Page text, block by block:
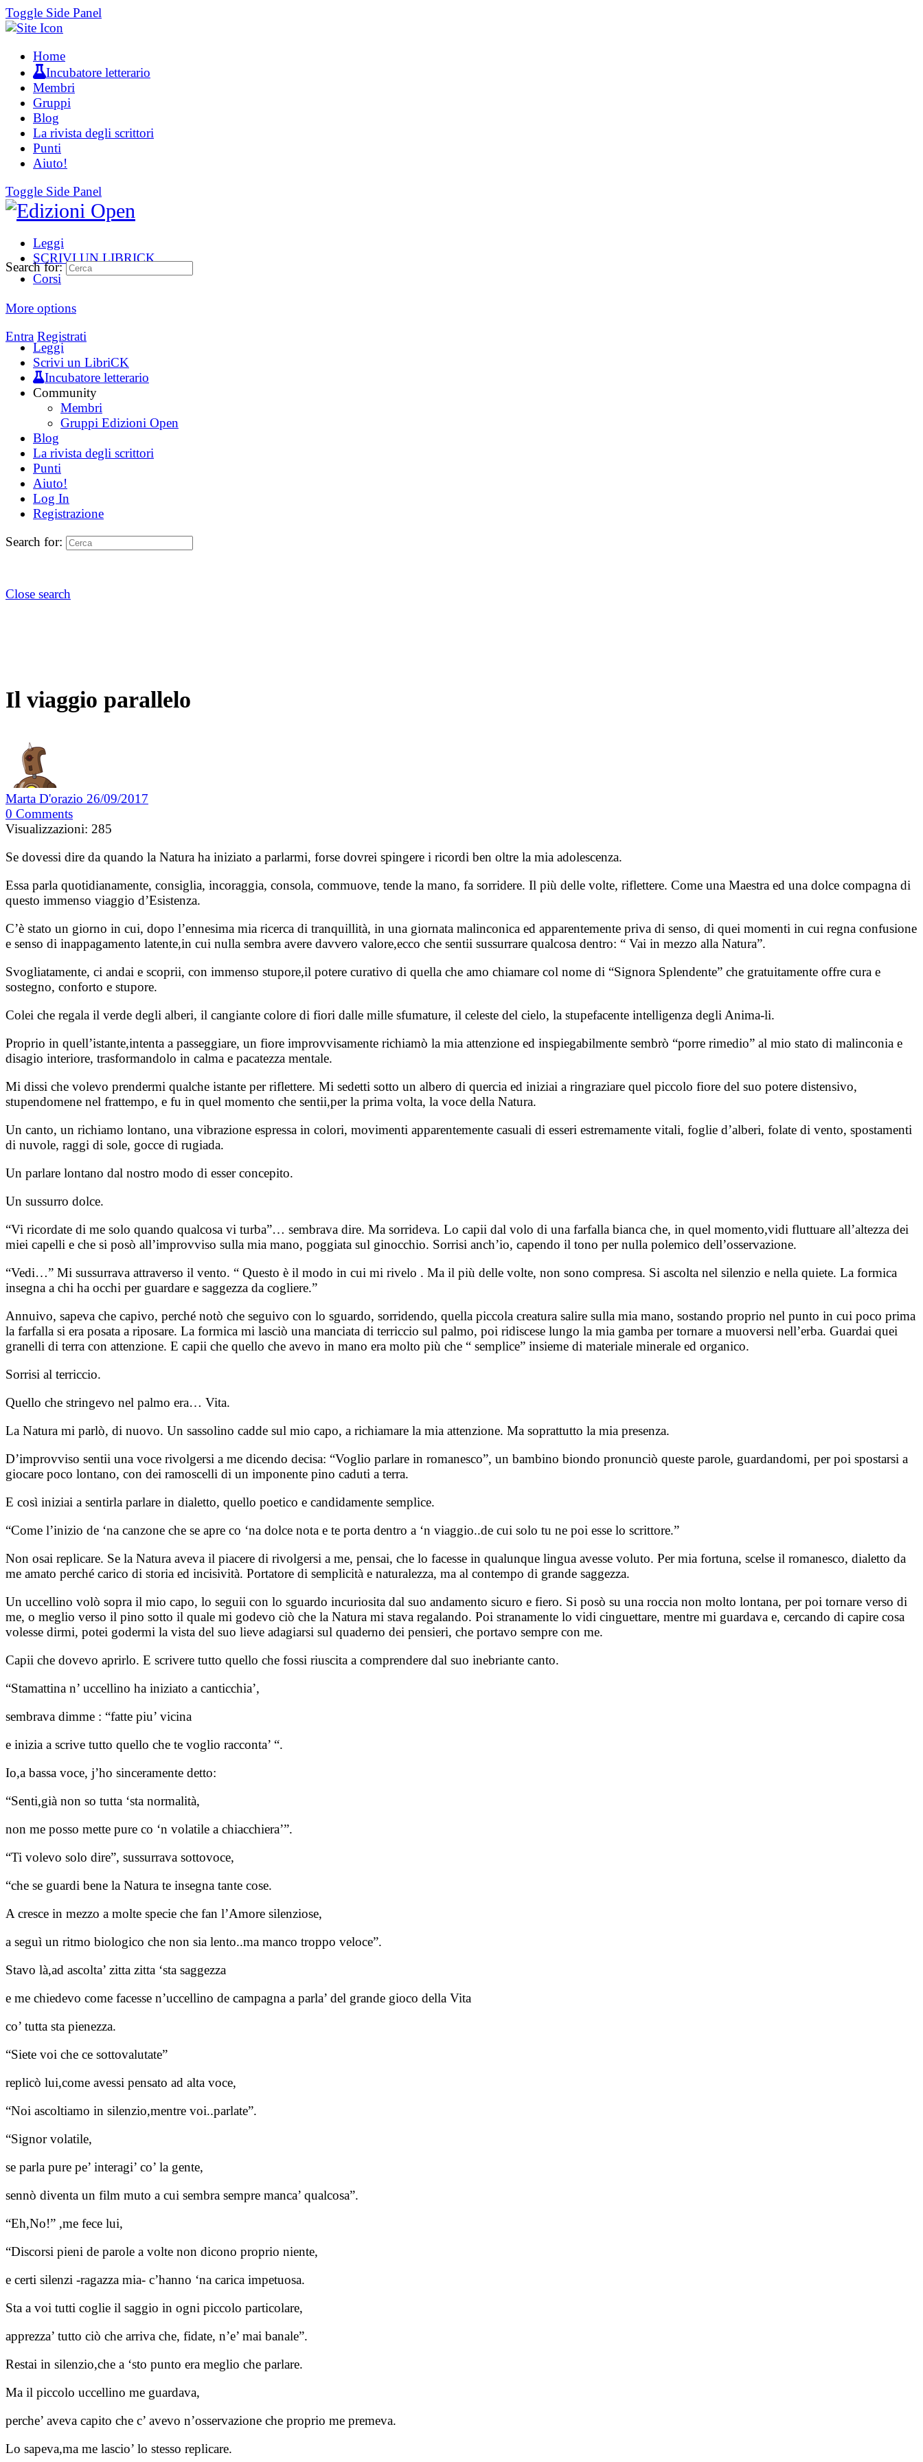
Toggle Side Panel
Home
Incubatore letterario
Membri
Gruppi
Blog
La rivista degli scrittori
Punti
Aiuto!
Toggle Side Panel
Leggi
SCRIVI UN LIBRICK
Corsi
More options
Entra Registrati
Search for:
Leggi
Scrivi un LibriCK
Incubatore letterario
Community
Membri
Gruppi Edizioni Open
Blog
La rivista degli scrittori
Punti
Aiuto!
Log In
Registrazione
Search for:
Close search
Il viaggio parallelo
Marta D'orazio 26/09/2017
0 Comments
Visualizzazioni: 285
Se dovessi dire da quando la Natura ha iniziato a parlarmi, forse dovrei spingere i ricordi ben oltre la mia adolescenza.
Essa parla quotidianamente, consiglia, incoraggia, consola, commuove, tende la mano, fa sorridere. Il più delle volte, riflettere. Come una Maestra ed una dolce compagna di
questo immenso viaggio d’Esistenza.
C’è stato un giorno in cui, dopo l’ennesima mia ricerca di tranquillità, in una giornata malinconica ed apparentemente priva di senso, di quei momenti in cui regna confusione
e senso di inappagamento latente,in cui nulla sembra avere davvero valore,ecco che sentii sussurrare qualcosa dentro: “ Vai in mezzo alla Natura”.
Svogliatamente, ci andai e scoprii, con immenso stupore,il potere curativo di quella che amo chiamare col nome di “Signora Splendente” che gratuitamente offre cura e
sostegno, conforto e stupore.
Colei che regala il verde degli alberi, il cangiante colore di fiori dalle mille sfumature, il celeste del cielo, la stupefacente intelligenza degli Anima-li.
Proprio in quell’istante,intenta a passeggiare, un fiore improvvisamente richiamò la mia attenzione ed inspiegabilmente sembrò “porre rimedio” al mio stato di malinconia e
disagio interiore, trasformandolo in calma e pacatezza mentale.
Mi dissi che volevo prendermi qualche istante per riflettere. Mi sedetti sotto un albero di quercia ed iniziai a ringraziare quel piccolo fiore del suo potere distensivo,
stupendomene nel frattempo, e fu in quel momento che sentii,per la prima volta, la voce della Natura.
Un canto, un richiamo lontano, una vibrazione espressa in colori, movimenti apparentemente casuali di esseri estremamente vitali, foglie d’alberi, folate di vento, spostamenti
di nuvole, raggi di sole, gocce di rugiada.
Un parlare lontano dal nostro modo di esser concepito.
Un sussurro dolce.
“Vi ricordate di me solo quando qualcosa vi turba”… sembrava dire. Ma sorrideva. Lo capii dal volo di una farfalla bianca che, in quel momento,vidi fluttuare all’altezza dei
miei capelli e che si posò all’improvviso sulla mia mano, poggiata sul ginocchio. Sorrisi anch’io, capendo il tono per nulla polemico dell’osservazione.
“Vedi…” Mi sussurrava attraverso il vento. “ Questo è il modo in cui mi rivelo . Ma il più delle volte, non sono compresa. Si ascolta nel silenzio e nella quiete. La formica
insegna a chi ha occhi per guardare e saggezza da cogliere.”
Annuivo, sapeva che capivo, perché notò che seguivo con lo sguardo, sorridendo, quella piccola creatura salire sulla mia mano, sostando proprio nel punto in cui poco prima
la farfalla si era posata a riposare. La formica mi lasciò una manciata di terriccio sul palmo, poi ridiscese lungo la mia gamba per tornare a muoversi nell’erba. Guardai quei
granelli di terra con attenzione. E capii che quello che avevo in mano era molto più che “ semplice” insieme di materiale minerale ed organico.
Sorrisi al terriccio.
Quello che stringevo nel palmo era… Vita.
La Natura mi parlò, di nuovo. Un sassolino cadde sul mio capo, a richiamare la mia attenzione. Ma soprattutto la mia presenza.
D’improvviso sentii una voce rivolgersi a me dicendo decisa: “Voglio parlare in romanesco”, un bambino biondo pronunciò queste parole, guardandomi, per poi spostarsi a
giocare poco lontano, con dei ramoscelli di un imponente pino caduti a terra.
E così iniziai a sentirla parlare in dialetto, quello poetico e candidamente semplice.
“Come l’inizio de ‘na canzone che se apre co ‘na dolce nota e te porta dentro a ‘n viaggio..de cui solo tu ne poi esse lo scrittore.”
Non osai replicare. Se la Natura aveva il piacere di rivolgersi a me, pensai, che lo facesse in qualunque lingua avesse voluto. Per mia fortuna, scelse il romanesco, dialetto da
me amato perché carico di storia ed incisività. Portatore di semplicità e naturalezza, ma al contempo di grande saggezza.
Un uccellino volò sopra il mio capo, lo seguii con lo sguardo incuriosita dal suo andamento sicuro e fiero. Si posò su una roccia non molto lontana, per poi tornare verso di
me, o meglio verso il pino sotto il quale mi godevo ciò che la Natura mi stava regalando. Poi stranamente lo vidi cinguettare, mentre mi guardava e, cercando di capire cosa
volesse dirmi, potei godermi la vista del suo lieve adagiarsi sul quaderno dei pensieri, che portavo sempre con me.
Capii che dovevo aprirlo. E scrivere tutto quello che fossi riuscita a comprendere dal suo inebriante canto.
“Stamattina n’ uccellino ha iniziato a canticchia’,
sembrava dimme : “fatte piu’ vicina
e inizia a scrive tutto quello che te voglio racconta’ “.
Io,a bassa voce, j’ho sinceramente detto:
“Senti,già non so tutta ‘sta normalità,
non me posso mette pure co ‘n volatile a chiacchiera’”.
“Ti volevo solo dire”, sussurrava sottovoce,
“che se guardi bene la Natura te insegna tante cose.
A cresce in mezzo a molte specie che fan l’Amore silenziose,
a seguì un ritmo biologico che non sia lento..ma manco troppo veloce”.
Stavo là,ad ascolta’ zitta zitta ‘sta saggezza
e me chiedevo come facesse n’uccellino de campagna a parla’ del grande gioco della Vita
co’ tutta sta pienezza.
“Siete voi che ce sottovalutate”
replicò lui,come avessi pensato ad alta voce,
“Noi ascoltiamo in silenzio,mentre voi..parlate”.
“Signor volatile,
se parla pure pe’ interagi’ co’ la gente,
sennò diventa un film muto a cui sembra sempre manca’ qualcosa”.
“Eh,No!” ,me fece lui,
“Discorsi pieni de parole a volte non dicono proprio niente,
e certi silenzi -ragazza mia- c’hanno ‘na carica impetuosa.
Sta a voi tutti coglie il saggio in ogni piccolo particolare,
apprezza’ tutto ciò che arriva che, fidate, n’e’ mai banale”.
Restai in silenzio,che a ‘sto punto era meglio che parlare.
Ma il piccolo uccellino me guardava,
perche’ aveva capito che c’ avevo n’osservazione che proprio me premeva.
Lo sapeva,ma me lascio’ lo stesso replicare.